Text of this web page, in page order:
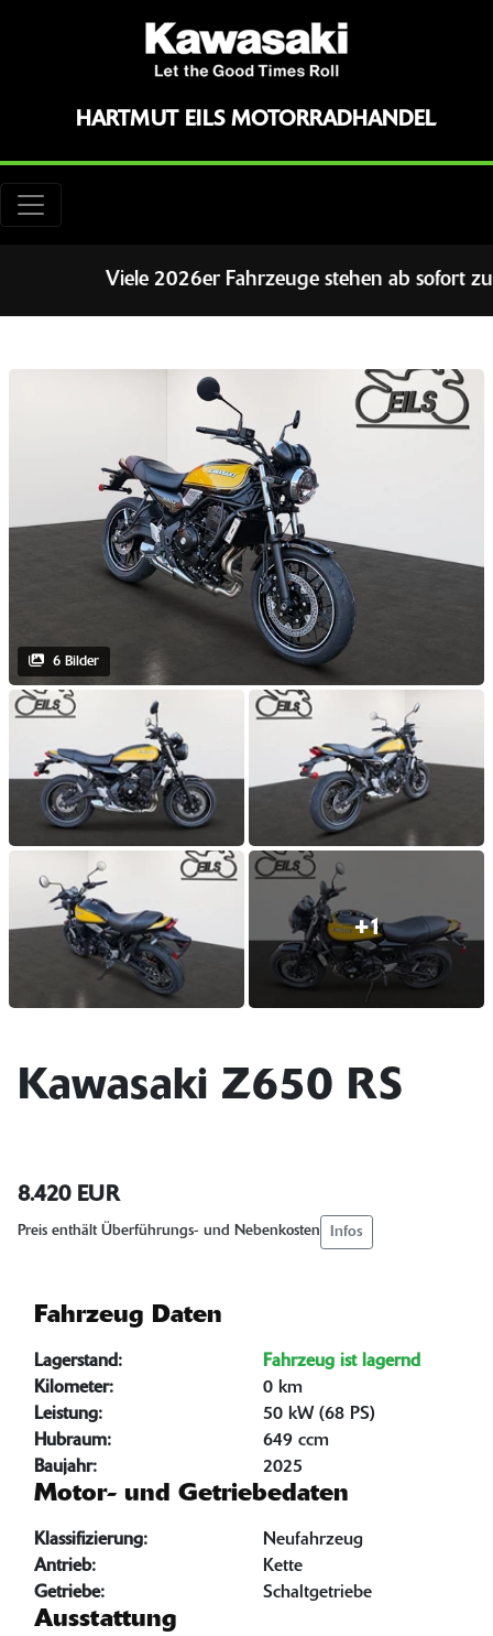
HARTMUT EILS MOTORRADHANDEL
Viele 2026er Fahrzeuge stehen ab sofort zur
6 Bilder
+1
Kawasaki Z650 RS
8.420 EUR
Preis enthält Überführungs- und Nebenkosten Infos
Fahrzeug Daten
Lagerstand:
Fahrzeug ist lagernd
Kilometer:
0 km
Leistung:
50 kW (68 PS)
Hubraum:
649 ccm
Baujahr:
2025
Motor- und Getriebedaten
Klassifizierung:
Neufahrzeug
Antrieb:
Kette
Getriebe:
Schaltgetriebe
Ausstattung